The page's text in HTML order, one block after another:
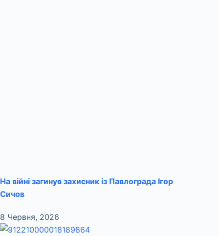
На війні загинув захисник із Павлограда Ігор
Сичов
8 Червня, 2026